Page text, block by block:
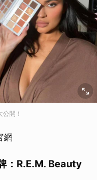
開！
網
：R.E.M. Beauty